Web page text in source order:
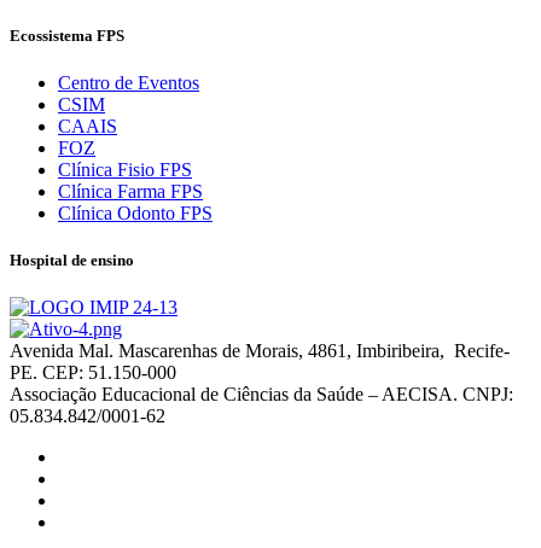
Ecossistema FPS
Centro de Eventos
CSIM
CAAIS
FOZ
Clínica Fisio FPS
Clínica Farma FPS
Clínica Odonto FPS
Hospital de ensino
Avenida Mal. Mascarenhas de Morais, 4861, Imbiribeira, Recife-
PE. CEP: 51.150-000
Associação Educacional de Ciências da Saúde – AECISA. CNPJ:
05.834.842/0001-62